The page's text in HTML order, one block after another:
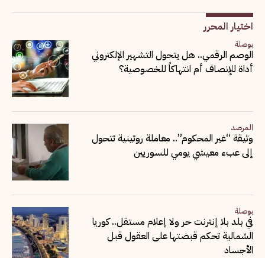
اختيار المحرر
بوصلة
الوصم الرقمي.. هل يتحول التشهير الإلكتروني
أداة للإنصاف أم انتهاكاً للخصوصية؟
المرصد
وثيقة “غير المحكوم”.. معاملة روتينية تتحول
إلى عبء معيشي يومي للسوريين
بوصلة
في بلد بلا إنترنت حر ولا إعلام مستقل.. كوريا
الشمالية تحكم قبضتها على العقول قبل
الأجساد